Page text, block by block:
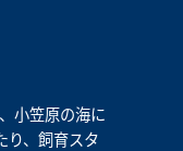
小笠原の海に
り、飼育スタ